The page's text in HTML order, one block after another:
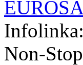
Non-